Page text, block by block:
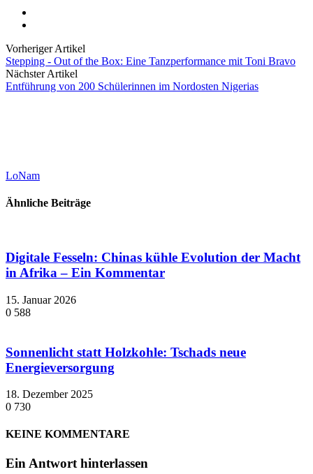
Vorheriger Artikel
Stepping - Out of the Box: Eine Tanzperformance mit Toni Bravo
Nächster Artikel
Entführung von 200 Schülerinnen im Nordosten Nigerias
LoNam
Ähnliche Beiträge
Digitale Fesseln: Chinas kühle Evolution der Macht
in Afrika – Ein Kommentar
15. Januar 2026
0 588
Sonnenlicht statt Holzkohle: Tschads neue
Energieversorgung
18. Dezember 2025
0 730
KEINE KOMMENTARE
Ein Antwort hinterlassen